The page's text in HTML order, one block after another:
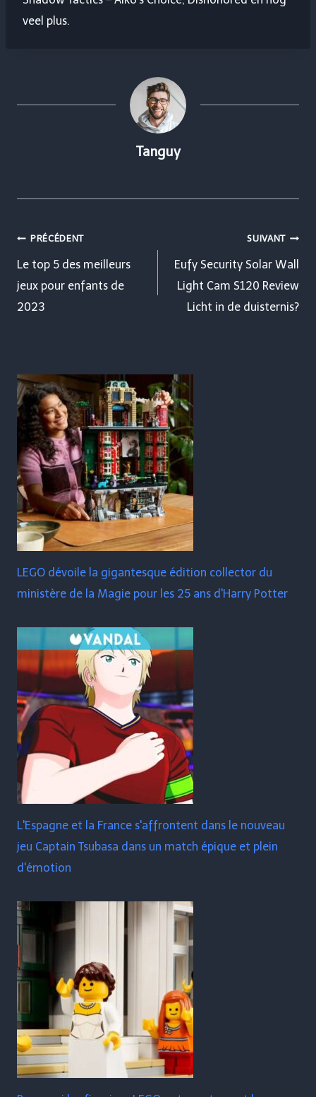
veel plus.
Tanguy
Navigation
de
l’article
PRÉCÉDENT
Le top 5 des meilleurs
jeux pour enfants de
2023
SUIVANT
Eufy Security Solar Wall
Light Cam S120 Review
Licht in de duisternis?
LEGO dévoile la gigantesque édition collector du
ministère de la Magie pour les 25 ans d'Harry Potter
L'Espagne et la France s'affrontent dans le nouveau
jeu Captain Tsubasa dans un match épique et plein
d'émotion